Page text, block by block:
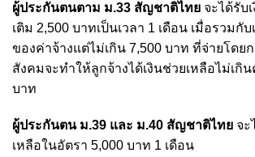
ผู้ประกันตนตาม ม.33 สัญชาติไทย จะได้รับ
เติม 2,500 บาทเป็นเวลา 1 เดือน เมื่อรวมกับ
ของค่าจ้างแต่ไม่เกิน 7,500 บาท ที่จ่ายโดย
สังคมจะทำให้ลูกจ้างได้เงินช่วยเหลือไม่เกิ
บาท
ผู้ประกันตน ม.39 และ ม.40 สัญชาติไทย จะ
เหลือในอัตรา 5,000 บาท 1 เดือน